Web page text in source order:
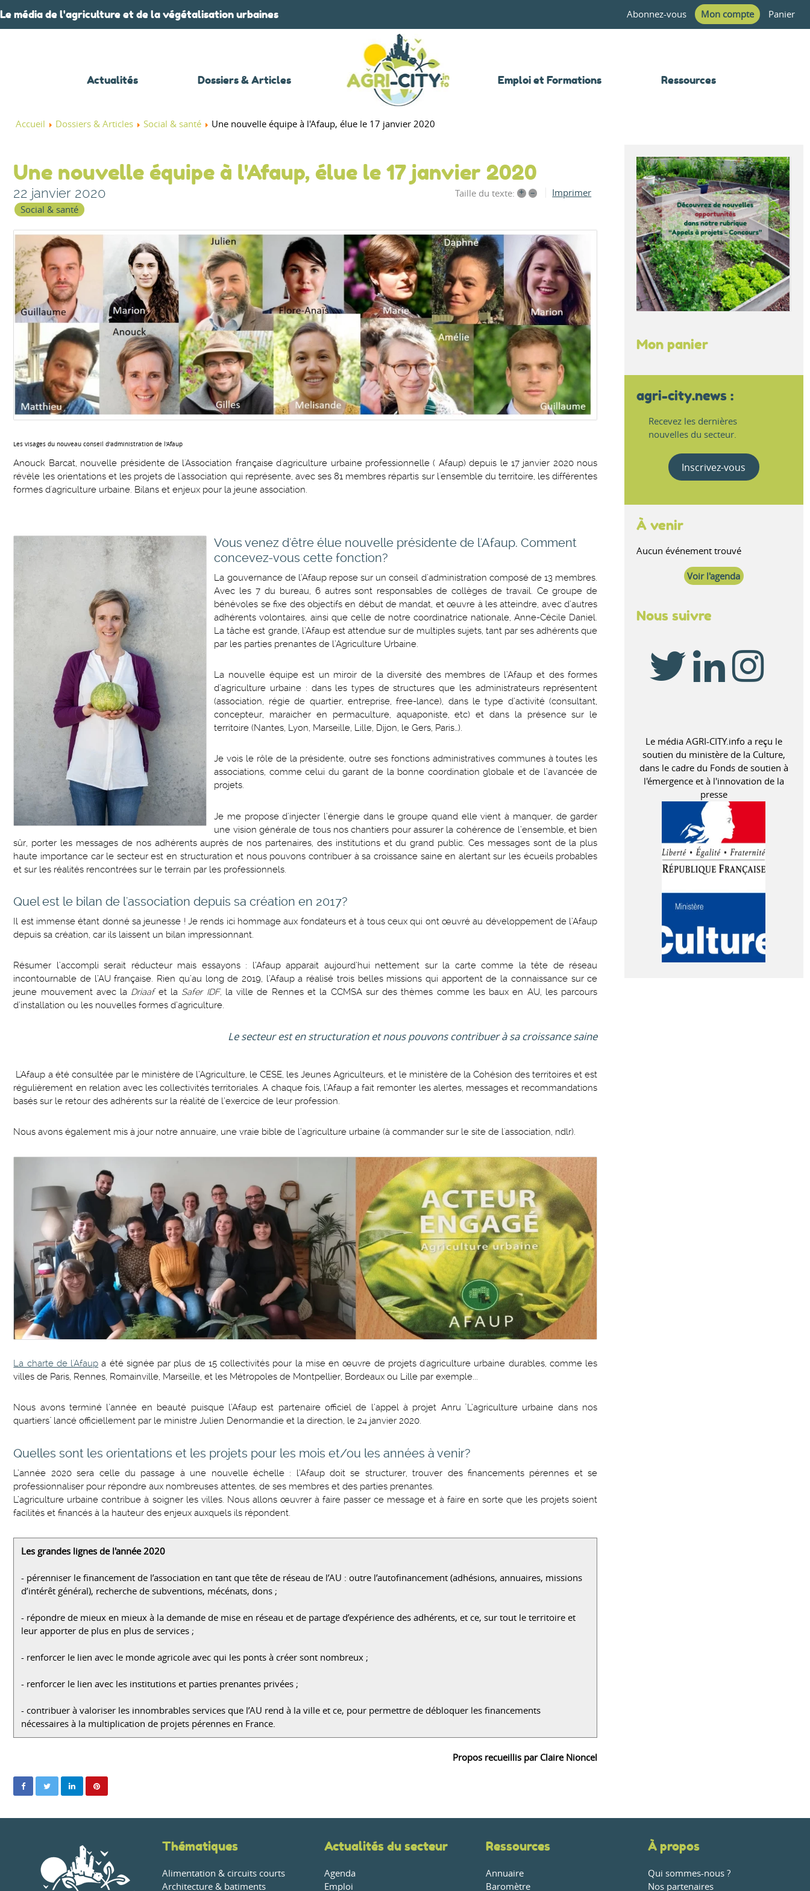
Le média de l'agriculture et de la végétalisation urbaines Abonnez-vous Mon compte Panier
Actualités Dossiers & Articles Emploi et Formations Ressources
Accueil Dossiers & Articles Social & santé Une nouvelle équipe à l'Afaup, élue le 17 janvier 2020
Une nouvelle équipe à l'Afaup, élue le 17 janvier 2020
22 janvier 2020 Taille du texte: + –
Imprimer
Social & santé
Les visages du nouveau conseil d'administration de l'Afaup
Anouck Barcat, nouvelle présidente de l'Association française d'agriculture urbaine professionnelle ( Afaup) depuis le 17 janvier 2020 nous
révèle les orientations et les projets de l'association qui représente, avec ses 81 membres répartis sur l'ensemble du territoire, les différentes
formes d'agriculture urbaine. Bilans et enjeux pour la jeune association.
Vous venez d'être élue nouvelle présidente de l'Afaup. Comment
concevez-vous cette fonction?
La gouvernance de l’Afaup repose sur un conseil d’administration composé de 13 membres.
Avec les 7 du bureau, 6 autres sont responsables de collèges de travail. Ce groupe de
bénévoles se fixe des objectifs en début de mandat, et œuvre à les atteindre, avec d’autres
adhérents volontaires, ainsi que celle de notre coordinatrice nationale, Anne-Cécile Daniel.
La tâche est grande, l’Afaup est attendue sur de multiples sujets, tant par ses adhérents que
par les parties prenantes de l’Agriculture Urbaine.
La nouvelle équipe est un miroir de la diversité des membres de l’Afaup et des formes
d’agriculture urbaine : dans les types de structures que les administrateurs représentent
(association, régie de quartier, entreprise, free-lance), dans le type d’activité (consultant,
concepteur, maraicher en permaculture, aquaponiste, etc) et dans la présence sur le
territoire (Nantes, Lyon, Marseille, Lille, Dijon, le Gers, Paris…).
Je vois le rôle de la présidente, outre ses fonctions administratives communes à toutes les
associations, comme celui du garant de la bonne coordination globale et de l’avancée de
projets.
Je me propose d’injecter l’énergie dans le groupe quand elle vient à manquer, de garder
une vision générale de tous nos chantiers pour assurer la cohérence de l’ensemble, et bien
sûr, porter les messages de nos adhérents auprès de nos partenaires, des institutions et du grand public. Ces messages sont de la plus
haute importance car le secteur est en structuration et nous pouvons contribuer à sa croissance saine en alertant sur les écueils probables
et sur les réalités rencontrées sur le terrain par les professionnels.
Quel est le bilan de l'association depuis sa création en 2017?
Il est immense étant donné sa jeunesse ! Je rends ici hommage aux fondateurs et à tous ceux qui ont œuvré au développement de l’Afaup
depuis sa création, car ils laissent un bilan impressionnant.
Résumer l’accompli serait réducteur mais essayons : l’Afaup apparait aujourd’hui nettement sur la carte comme la tête de réseau
incontournable de l’AU française. Rien qu’au long de 2019, l’Afaup a réalisé trois belles missions qui apportent de la connaissance sur ce
jeune mouvement avec la Driaafet la Safer IDF, la ville de Rennes et la CCMSA sur des thèmes comme les baux en AU, les parcours
d’installation ou les nouvelles formes d’agriculture.
Le secteur est en structuration et nous pouvons contribuer à sa croissance saine
L'Afaup a été consultée par le ministère de l’Agriculture, le CESE, les Jeunes Agriculteurs, et le ministère de la Cohésion des territoires et est
régulièrement en relation avec les collectivités territoriales. A chaque fois, l’Afaup a fait remonter les alertes, messages et recommandations
basés sur le retour des adhérents sur la réalité de l’exercice de leur profession.
Nous avons également mis à jour notre annuaire, une vraie bible de l’agriculture urbaine (à commander sur le site de l'association, ndlr).
La charte de l'Afaup a été signée par plus de 15 collectivités pour la mise en œuvre de projets d'agriculture urbaine durables, comme les
villes de Paris, Rennes, Romainville, Marseille, et les Métropoles de Montpellier, Bordeaux ou Lille par exemple...
Nous avons terminé l’année en beauté puisque l’Afaup est partenaire officiel de l’appel à projet Anru "L’agriculture urbaine dans nos
quartiers" lancé officiellement par le ministre Julien Denormandie et la direction, le 24 janvier 2020.
Quelles sont les orientations et les projets pour les mois et/ou les années à venir?
L’année 2020 sera celle du passage à une nouvelle échelle : l’Afaup doit se structurer, trouver des financements pérennes et se
professionnaliser pour répondre aux nombreuses attentes, de ses membres et des parties prenantes.
L’agriculture urbaine contribue à soigner les villes. Nous allons œuvrer à faire passer ce message et à faire en sorte que les projets soient
facilités et financés à la hauteur des enjeux auxquels ils répondent.
Les grandes lignes de l'année 2020
- pérenniser le financement de l’association en tant que tête de réseau de l’AU : outre l’autofinancement (adhésions, annuaires, missions
d’intérêt général), recherche de subventions, mécénats, dons ;
- répondre de mieux en mieux à la demande de mise en réseau et de partage d’expérience des adhérents, et ce, sur tout le territoire et
leur apporter de plus en plus de services ;
- renforcer le lien avec le monde agricole avec qui les ponts à créer sont nombreux ;
- renforcer le lien avec les institutions et parties prenantes privées ;
- contribuer à valoriser les innombrables services que l’AU rend à la ville et ce, pour permettre de débloquer les financements
nécessaires à la multiplication de projets pérennes en France.
Propos recueillis par Claire Nioncel
Mon panier
agri-city.news :
Recevez les dernières
nouvelles du secteur.
Inscrivez-vous
À venir
Aucun événement trouvé
Voir l'agenda
Nous suivre
Le média AGRI-CITY.info a reçu le
soutien du ministère de la Culture,
dans le cadre du Fonds de soutien à
l'émergence et à l'innovation de la
presse
Thématiques
Alimentation & circuits courts
Architecture & batiments
Actualités du secteur
Agenda
Emploi
Ressources
Annuaire
Baromètre
À propos
Qui sommes-nous ?
Nos partenaires